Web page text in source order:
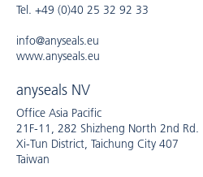
Tel. +49 (0)40 25 32 92 33
info@anyseals.eu
www.anyseals.eu
anyseals NV
Office Asia Pacific
21F-11, 282 Shizheng North 2nd Rd.
Xi-Tun District, Taichung City 407
Taiwan